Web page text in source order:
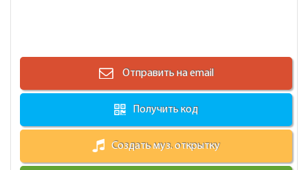
Отправить на email
Получить код
Создать муз. открытку